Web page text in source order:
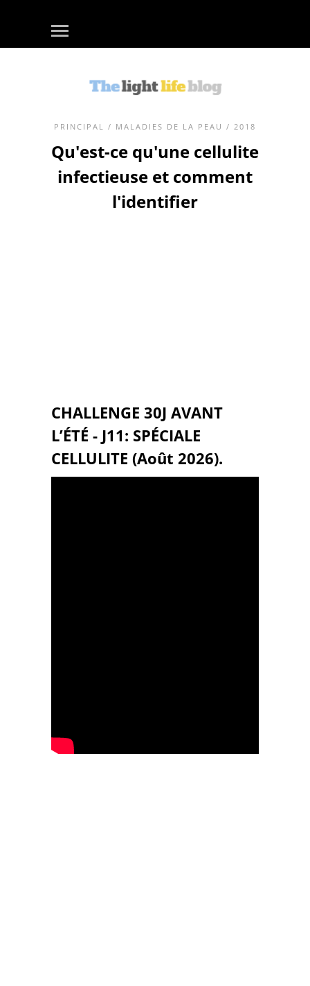
PRINCIPAL / MALADIES DE LA PEAU / 2018
Qu'est-ce qu'une cellulite
infectieuse et comment
l'identifier
CHALLENGE 30J AVANT
L’ÉTÉ - J11: SPÉCIALE
CELLULITE (Août 2026).